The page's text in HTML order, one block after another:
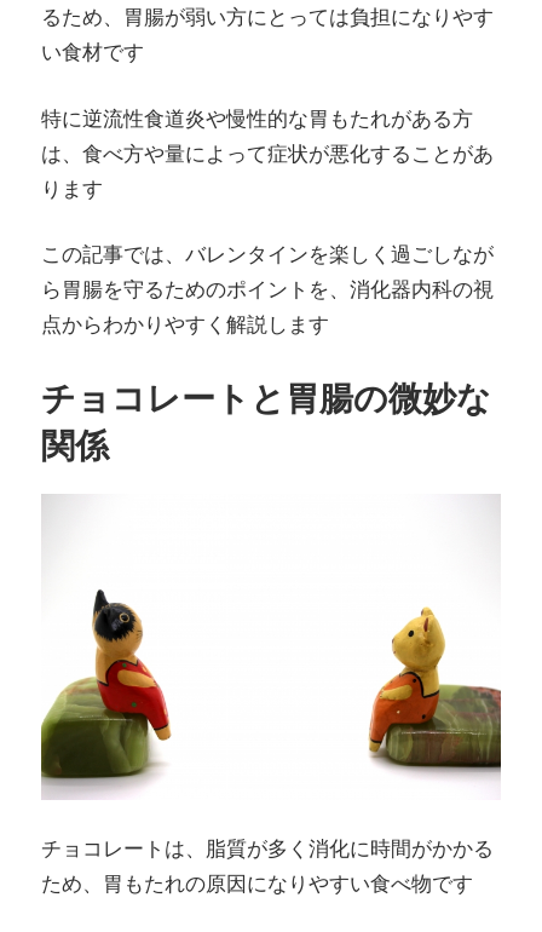
るため、胃腸が弱い方にとっては負担になりやす
い食材です
特に逆流性食道炎や慢性的な胃もたれがある方
は、食べ方や量によって症状が悪化することがあ
ります
この記事では、バレンタインを楽しく過ごしなが
ら胃腸を守るためのポイントを、消化器内科の視
点からわかりやすく解説します
チョコレートと胃腸の微妙な
関係
チョコレートは、脂質が多く消化に時間がかかる
ため、胃もたれの原因になりやすい食べ物です